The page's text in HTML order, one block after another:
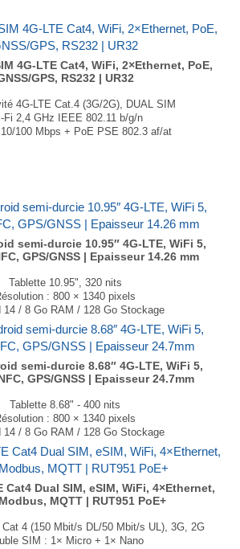
Poids : 550g
4G-LTE Cat4, WiFi, 2×Ethernet, PoE,
GPS, RS232 | UR32
4G-LTE Cat.4 (3G/2G), DUAL SIM
Fi 2,4 GHz IEEE 802.11 b/g/n
100 Mbps + PoE PSE 802.3 af/at
Poids : 271g
semi-durcie 10.95″ 4G-LTE, WiFi 5,
GPS/GNSS | Epaisseur 14.26 mm
Tablette 10.95", 320 nits
: 800 × 1340 pixels
14 / 8 Go RAM / 128 Go Stockage
MediaTek Helio G99 M8781 Octa-core
4G-LTE, WiFi, Ethernet, Bluetooth, NFC
Galileo, BeiDou, A-GPS
32MP et caméra arrière 48MP
: 262.8 × 177.4 × 14.26mm
semi-durcie 8.68″ 4G-LTE, WiFi 5,
GPS/GNSS | Epaisseur 24.7mm
Tablette 8.68" - 400 nits
: 800 × 1340 pixels
14 / 8 Go RAM / 128 Go Stockage
MediaTek Helio G99 M8781 Octa-core
4G-LTE, WiFi, Ethernet, Bluetooth, NFC
Galileo, BeiDou, A-GPS
avant 32MP et caméra arrière 48MP
: 227.7 × 150.8 × 24.7 mm
Cat4 Dual SIM, eSIM, WiFi, 4×Ethernet,
MQTT | RUT951 PoE+
Cat 4 (150 Mbit/s DL/50 Mbit/s UL), 3G, 2G
SIM : 1× Micro + 1× Nano